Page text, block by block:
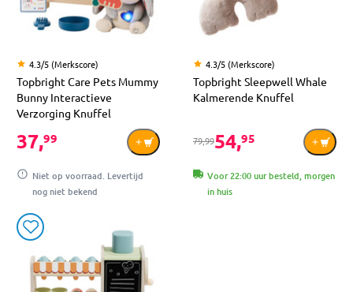
4.3/5 (Merkscore)
Topbright Care Pets Mummy
Bunny Interactieve
Verzorging Knuffel
37,99
Niet op voorraad. Levertijd
nog niet bekend
4.3/5 (Merkscore)
Topbright Sleepwell Whale
Kalmerende Knuffel
79,9954,95
Voor 22:00 uur besteld, morgen
in huis